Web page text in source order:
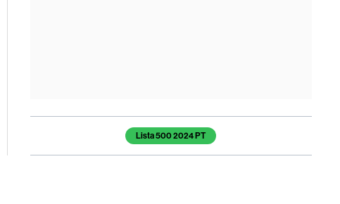
Temas deste artigoLista 500 2024 PT